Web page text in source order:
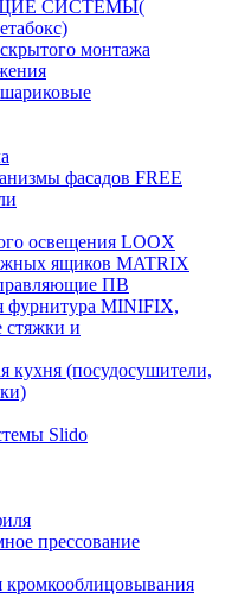
СИСТЕМЫ(
монтажа
фасадов FREE
освещения LOOX
ящиков MATRIX
ПВ
фурнитура MINIFIX,
и
кухня (посудосушители,
Slido
прессование
кромкооблицовывания